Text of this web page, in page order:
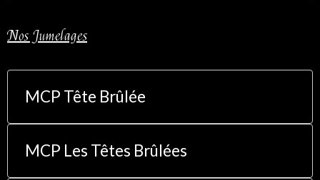
Nos Jumelages
MCP Tête Brûlée
MCP Les Têtes Brûlées